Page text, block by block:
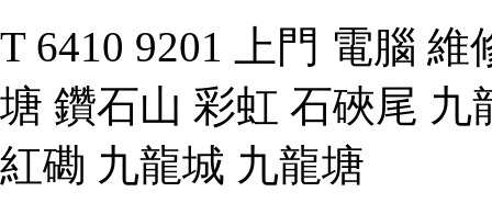
T 6410 9201 上門 電腦
塘 鑽石山 彩虹 石硤尾
紅磡 九龍城 九龍塘